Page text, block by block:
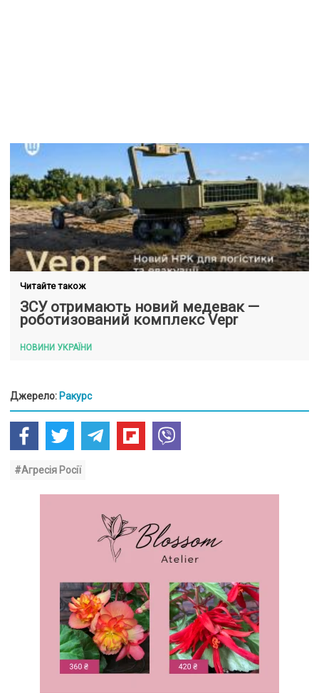
Читайте також
ЗСУ отримають новий медевак —
роботизований комплекс Vepr
НОВИНИ УКРАЇНИ
Джерело: Ракурс
#Агресія Росії